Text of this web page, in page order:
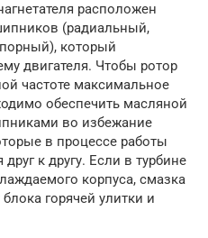
расположен
(радиальный,
который
двигателя. Чтобы ротор
частоте максимальное
обеспечить масляной
во избежание
в процессе работы
к другу. Если в турбине
корпуса, смазка
горячей улитки и